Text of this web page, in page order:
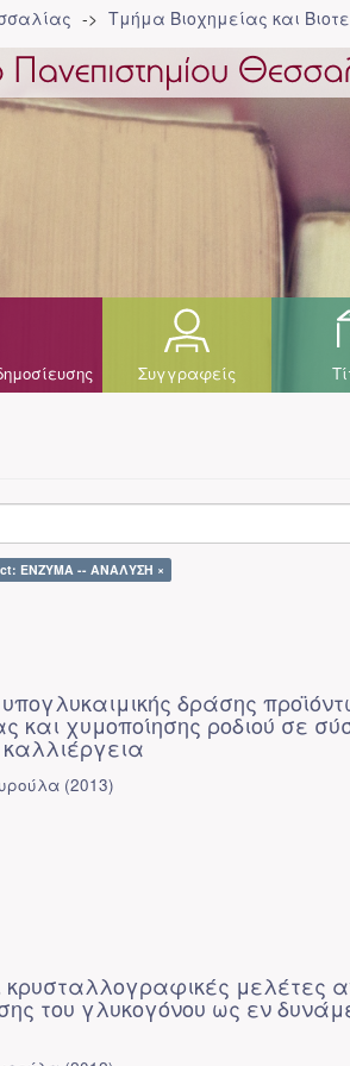
Τμήμα Βιοχημείας και
Συγγραφείς
ΕΝΖΥΜΑ -- ΑΝΑΛΥΣΗ ×
δράσης
και χυμοποίησης ροδιού σε
(2013)
κρυσταλλογραφικές μελέτες
του γλυκογόνου ως εν